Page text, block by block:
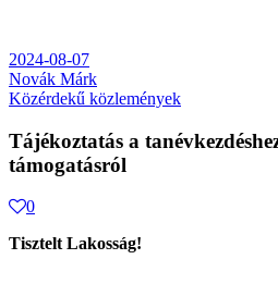
2024-08-07
Novák Márk
Közérdekű közlemények
Tájékoztatás a
támogatásról
0
Tisztelt Lakosság!